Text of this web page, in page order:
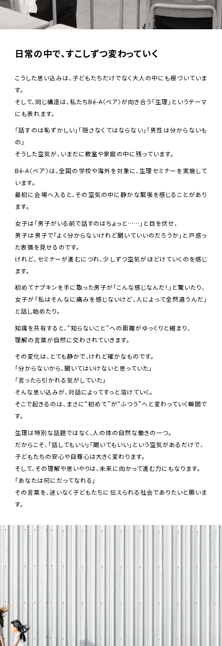
日常の中で、すこしずつ変わっていく
こうした思い込みは、子どもたちだけでなく大人の中にも根づいていま
す。
そして、同じ構造は、私たちBé-A〈ベア〉が向き合う「生理」というテーマ
にも表れます。
「話すのは恥ずかしい」「隠さなくてはならない」「男性は分からないも
の」
そうした空気が、いまだに教室や家庭の中に残っています。
Bé-A〈ベア〉は、全国の学校や海外を対象に、生理セミナーを実施して
います。
最初に会場へ入ると、その空気の中に静かな緊張を感じることがあり
ます。
女子は「男子がいる前で話すのはちょっと……」と目を伏せ、
男子は男子で「よく分からないけれど聞いていいのだろうか」と戸惑っ
た表情を見せるのです。
けれど、セミナーが進むにつれ、少しずつ空気がほどけていくのを感じ
ます。
初めてナプキンを手に取った男子が「こんな感じなんだ！」と驚いたり、
女子が「私はそんなに痛みを感じないけど、人によって全然違うんだ」
と話し始めたり。
知識を共有すると、“知らないこと”への距離がゆっくりと縮まり、
理解の言葉が自然に交わされていきます。
その変化は、とても静かで、けれど確かなものです。
「分からないから、聞いてはいけないと思っていた」
「言ったら引かれる気がしていた」
そんな思い込みが、対話によってすっと溶けていく。
そこで起きるのは、まさに“初めて”が“ふつう”へと変わっていく瞬間で
す。
生理は特別な話題ではなく、人の体の自然な働きの一つ。
だからこそ、「話してもいい」「聞いてもいい」という空気があるだけで、
子どもたちの安心や自尊心は大きく変わります。
そして、その理解や思いやりは、未来に向かって進む力にもなります。
「あなたは何にだってなれる」
その言葉を、迷いなく子どもたちに伝えられる社会でありたいと願いま
す。